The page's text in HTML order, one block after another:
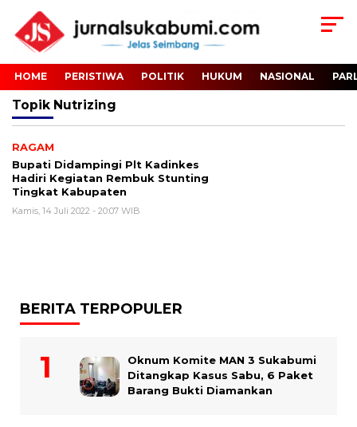
HOME PERISTIWA POLITIK HUKUM NASIONAL
Topik Nutrizing
RAGAM
Bupati Didampingi Plt Kadinkes
Hadiri Kegiatan Rembuk Stunting
Tingkat Kabupaten
Kamis, 14 Juli 2022 - 20:07 WIB
BERITA TERPOPULER
Oknum Komite MAN 3 Sukabumi
Ditangkap Kasus Sabu, 6 Paket
Barang Bukti Diamankan